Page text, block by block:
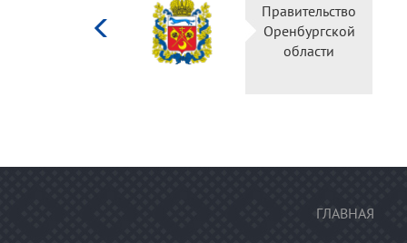
Правительство
Оренбургской
области
ГЛАВНАЯ